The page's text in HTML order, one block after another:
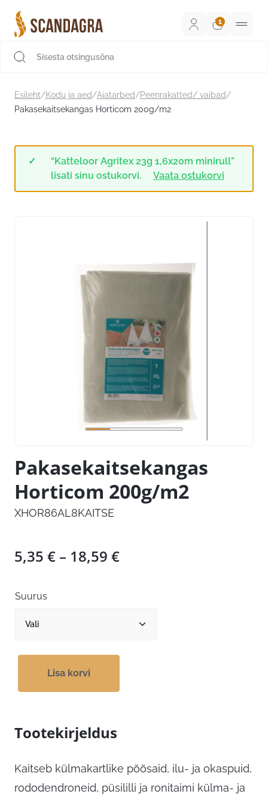
sisu
juurde
Esileht/Kodu ja aed/Aiatarbed/Peenrakatted/ vaibad/
Pakasekaitsekangas Horticom 200g/m2
“Katteloor Agritex 23g 1,6x20m minirull”
lisati sinu ostukorvi.
Vaata ostukorvi
Pakasekaitsekangas
Horticom 200g/m2
XHOR86AL8KAITSE
5,35 € – 18,59 €Hinnavahemik:
Suurus
Lisa korvi
Tootekirjeldus
Kaitseb külmakartlike põõsaid, ilu- ja okaspuid,
rododendroneid, püsililli ja ronitaimi külma- ja